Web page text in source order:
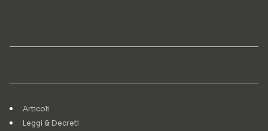
Articoli
Leggi & Decreti